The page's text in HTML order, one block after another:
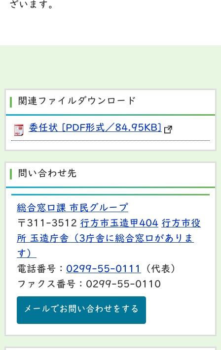
ざいます。
関連ファイルダウンロード
委任状 [PDF形式／84.95KB]
問い合わせ先
総合窓口課 市民グループ
〒311-3512 行方市玉造甲404 行方市役
所 玉造庁舎（3庁舎に総合窓口がありま
す）
電話番号： 0299-55-0111
（代表）
ファクス番号：0299-55-0110
メールでお問い合わせをする